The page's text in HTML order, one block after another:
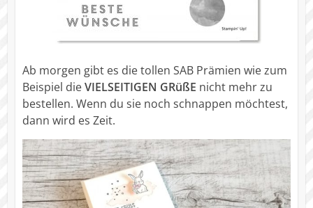
Ab morgen gibt es die tollen SAB Prämien wie zum
Beispiel dieVIELSEITIGEN GRüßE nicht mehr zu
bestellen. Wenn du sie noch schnappen möchtest,
dann wird es Zeit.